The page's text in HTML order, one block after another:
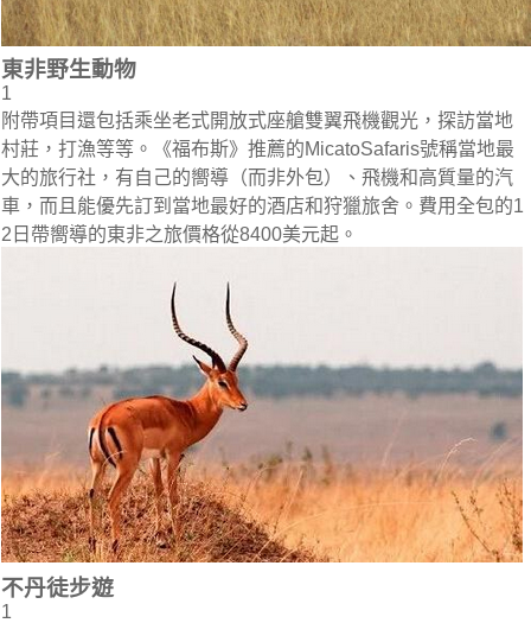
東非野生動物
1
附帶項目還包括乘坐老式開放式座艙雙翼飛機觀光，探訪當地
村莊，打漁等等。《福布斯》推薦的MicatoSafaris號稱當地最
大的旅行社，有自己的嚮導（而非外包）、飛機和高質量的汽
車，而且能優先訂到當地最好的酒店和狩獵旅舍。費用全包的1
2日帶嚮導的東非之旅價格從8400美元起。
不丹徒步遊
1